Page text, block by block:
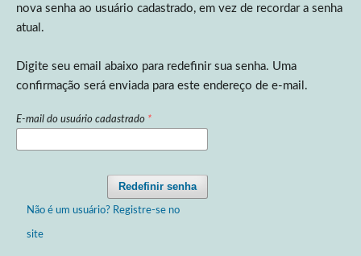
nova senha ao usuário cadastrado, em vez de recordar a senha
atual.
Digite seu email abaixo para redefinir sua senha. Uma
confirmação será enviada para este endereço de e-mail.
E-mail do usuário cadastrado *
Redefinir senha
Não é um usuário? Registre-se no
site